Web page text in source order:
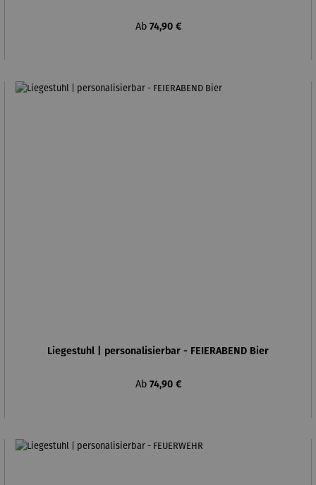
Regulärer Preis:
Ab 74,90 €
Liegestuhl | personalisierbar - FEIERABEND Bier
Regulärer Preis:
Ab 74,90 €